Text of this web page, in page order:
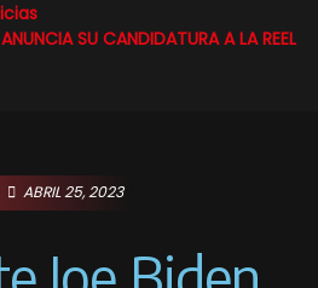
SU CANDIDATURA A LA REEL
ABRIL 25, 2023